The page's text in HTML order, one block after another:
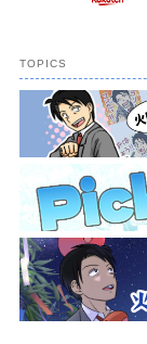
TOPICS